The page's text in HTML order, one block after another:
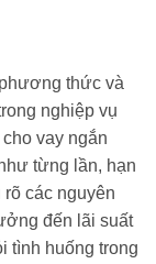
thức và
nghiệp vụ
vay ngắn
từng lần, hạn
các nguyên
đến lãi suất
tình huống trong